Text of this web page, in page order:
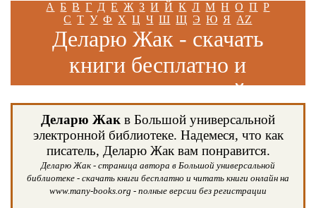
А Б В Г Д Е Ж З И Й К Л М Н О П Р
С Т У Ф Х Ц Ч Ш Щ Э Ю Я AZ
Деларю Жак - скачать
книги бесплатно и
читать книги онлайн
Деларю Жак в Большой универсальной
электронной библиотеке. Надемеся, что как
писатель, Деларю Жак вам понравится.
Деларю Жак - страница автора в Большой универсальной
библиотеке - скачать книги бесплатно и читать книги онлайн на
www.many-books.org - полные версии без регистрации